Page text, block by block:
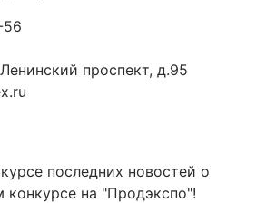
проспект, д.95
последних новостей о
конкурсе на "Продэкспо"!